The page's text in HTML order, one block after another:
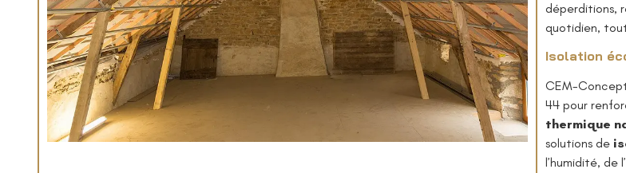
déperditions,
quotidien,
Isolation
CEM-
44 pour
thermique
solutions de
l’humidité,